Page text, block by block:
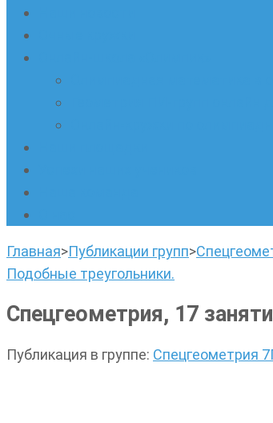
Главная>Публикации групп>
Подобные треугольники.
Спецгеометрия, 17
Публикация в группе: Спецгеометрия